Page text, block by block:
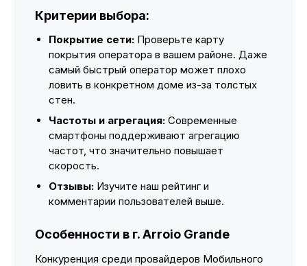
Критерии выбора:
Покрытие сети: Проверьте карту
покрытия оператора в вашем районе. Даже
самый быстрый оператор может плохо
ловить в конкретном доме из-за толстых
стен.
Частоты и агрегация: Современные
смартфоны поддерживают агрегацию
частот, что значительно повышает
скорость.
Отзывы: Изучите наш рейтинг и
комментарии пользователей выше.
Особенности в г. Arroio Grande
Конкуренция среди провайдеров Мобильного